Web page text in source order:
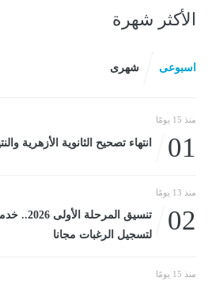
الأكثر شهرة
اسبوعى شهرى
منذ 15 يومًا
01 انتهاء تصحيح الثانوية الأزهرية
منذ 13 يومًا
02
تنسيق
لتسجيل الرغبات مجانا
منذ 15 يومًا